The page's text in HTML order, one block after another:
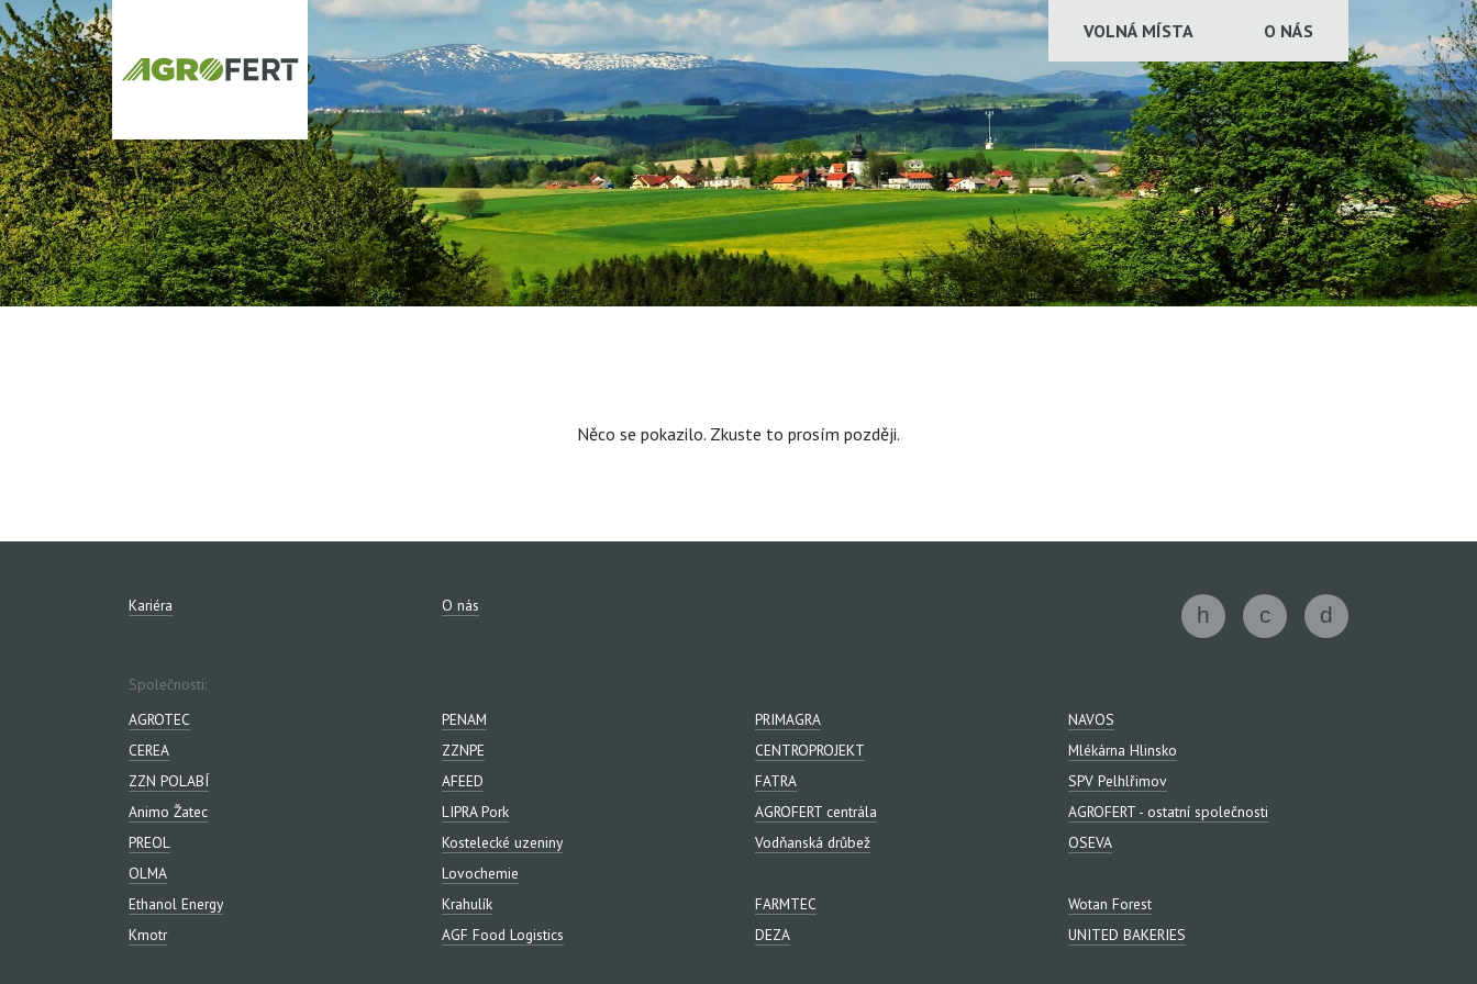
VOLNÁ MÍSTA O NÁS
Něco se pokazilo. Zkuste to prosím později.
Kariéra O nás
Společnosti:
AGROTEC
PENAM PRIMAGRA
NAVOS
CEREA
ZZNPE CENTROPROJEKT
Mlékárna Hlinsko
ZZN POLABÍ
AFEED FATRA
SPV Pelhlřimov
Animo Žatec
LIPRA Pork AGROFERT centrála
AGROFERT - ostatní společnosti
PREOL
Kostelecké uzeniny Vodňanská drůbež
OSEVA
OLMA
Lovochemie
Ethanol Energy
Krahulík FARMTEC
Wotan Forest
Kmotr
AGF Food Logistics DEZA UNITED BAKERIES